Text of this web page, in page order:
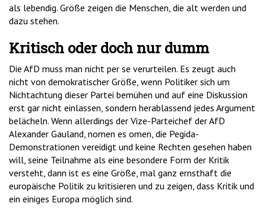
als lebendig. Größe zeigen die Menschen, die alt werden und
dazu stehen.
Kritisch oder doch nur dumm
Die AfD muss man nicht per se verurteilen. Es zeugt auch
nicht von demokratischer Größe, wenn Politiker sich um
Nichtachtung dieser Partei bemühen und auf eine Diskussion
erst gar nicht einlassen, sondern herablassend jedes Argument
belächeln. Wenn allerdings der Vize-Parteichef der AfD
Alexander Gauland, nomen es omen, die Pegida-
Demonstrationen vereidigt und keine Rechten gesehen haben
will, seine Teilnahme als eine besondere Form der Kritik
versteht, dann ist es eine Größe, mal ganz ernsthaft die
europäische Politik zu kritisieren und zu zeigen, dass Kritik und
ein einiges Europa möglich sind.